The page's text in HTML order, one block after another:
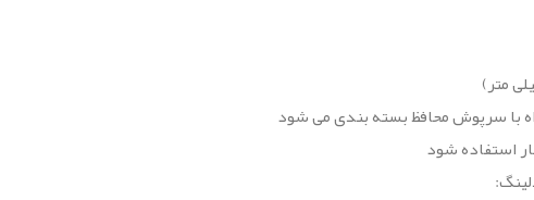
با سرپوش محافظ بسته بندی می شود